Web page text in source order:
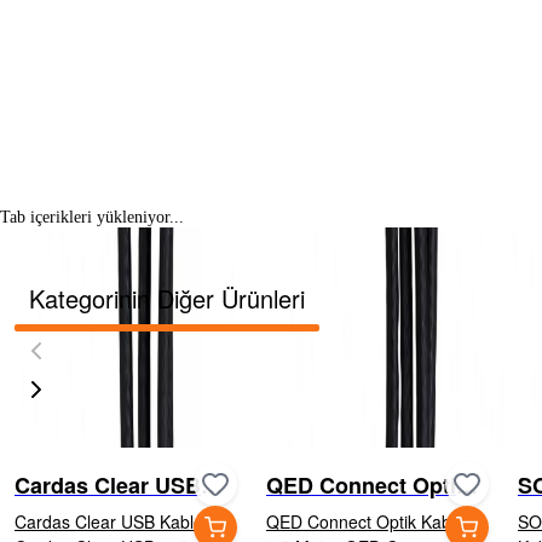
Tab içerikleri yükleniyor...
Kategorinin Diğer Ürünleri
Cardas Clear USB
Kablosu
Cardas Clear USB Kablosu
QED Connect Optik
Kablo 1.5 Metre
QED Connect Optik Kablo